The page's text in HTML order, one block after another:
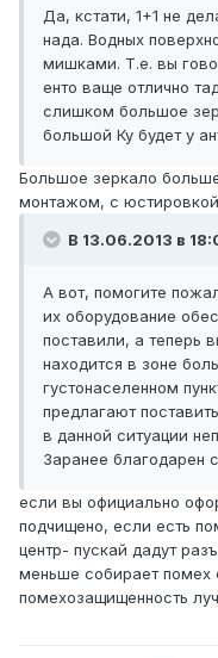
Да, кстати, 1+1 не
нада. Водных
мишками. Т.е. вы
енто ваще отлично
слишком большое
большой Ку будет у
Большое зеркало
монтажом, с
В 13.06.2013 в
А вот, помогите
их оборудование
поставили, а теперь
находится в зоне
густонаселенном
предлагают
в данной ситуации
Заранее благодарен
если вы официально
подчищено, если есть
центр- пускай дадут
меньше собирает помех
помехозащищенность